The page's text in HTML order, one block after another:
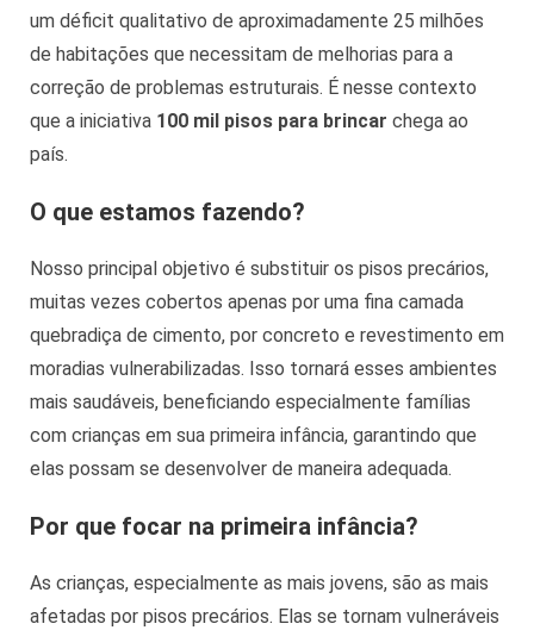
um déficit qualitativo de aproximadamente 25 milhões
de habitações que necessitam de melhorias para a
correção de problemas estruturais. É nesse contexto
que a iniciativa 100 mil pisos para brincar chega ao
país.
O que estamos fazendo?
Nosso principal objetivo é substituir os pisos precários,
muitas vezes cobertos apenas por uma fina camada
quebradiça de cimento, por concreto e revestimento em
moradias vulnerabilizadas. Isso tornará esses ambientes
mais saudáveis, beneficiando especialmente famílias
com crianças em sua primeira infância, garantindo que
elas possam se desenvolver de maneira adequada.
Por que focar na primeira infância?
As crianças, especialmente as mais jovens, são as mais
afetadas por pisos precários. Elas se tornam vulneráveis